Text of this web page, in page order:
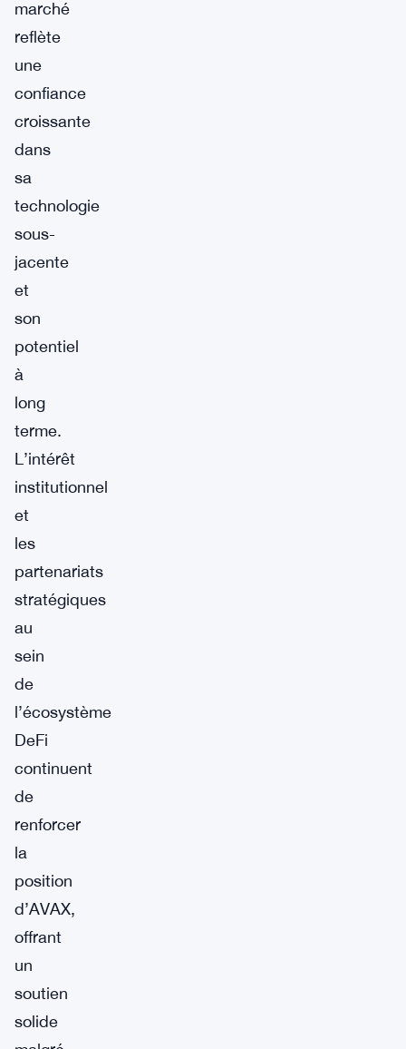
marché
reflète
une
confiance
croissante
dans
sa
technologie
sous-
jacente
et
son
potentiel
à
long
terme.
L’intérêt
institutionnel
et
les
partenariats
stratégiques
au
sein
de
l’écosystème
DeFi
continuent
de
renforcer
la
position
d’AVAX,
offrant
un
soutien
solide